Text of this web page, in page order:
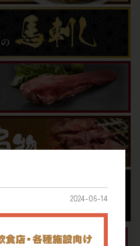
2024-06-14